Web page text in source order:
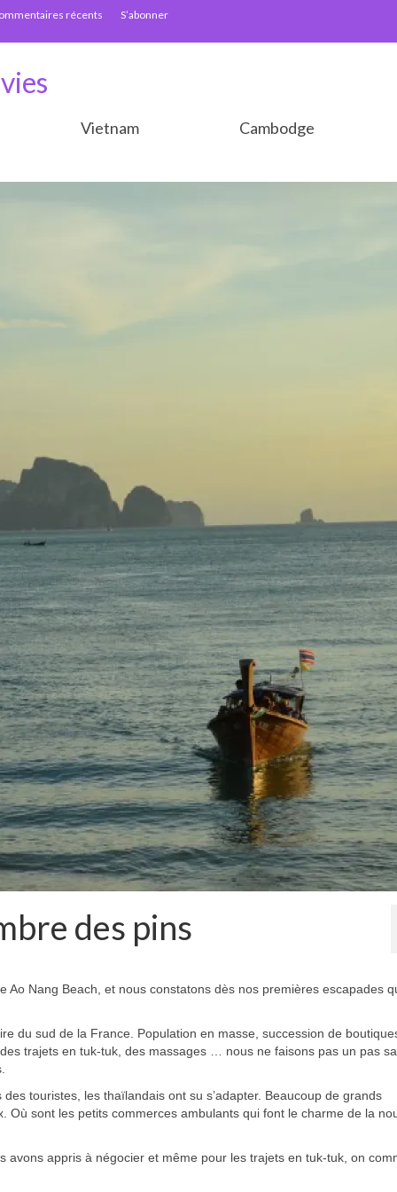
récents S’abonner
Vietnam Cambodge
des pins
Nang Beach, et nous constatons dès nos premières escapades
du sud de la France. Population en masse, succession de
trajets en tuk-tuk, des massages … nous ne faisons pas un pas
touristes, les thaïlandais ont su s’adapter. Beaucoup de grands
Où sont les petits commerces ambulants qui font le charme de la
avons appris à négocier et même pour les trajets en tuk-tuk, on